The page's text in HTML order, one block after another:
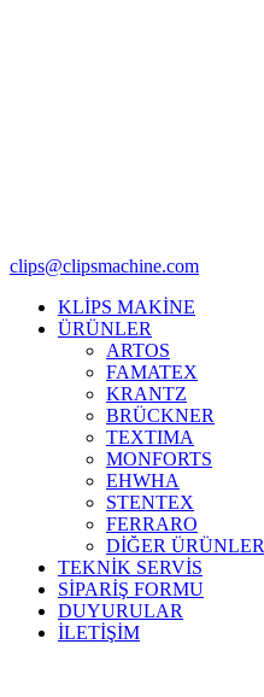
clips@clipsmachine.com
KLİPS MAKİNE
ÜRÜNLER
ARTOS
FAMATEX
KRANTZ
BRÜCKNER
TEXTIMA
MONFORTS
EHWHA
STENTEX
FERRARO
DİĞER ÜRÜNLER
TEKNİK SERVİS
SİPARİŞ FORMU
DUYURULAR
İLETİŞİM